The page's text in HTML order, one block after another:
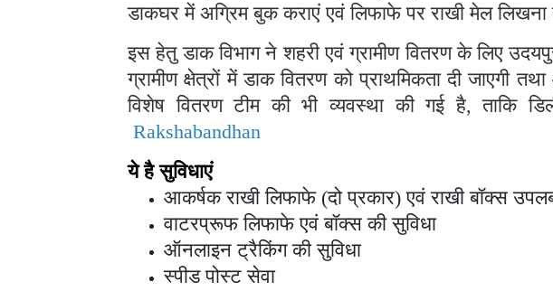
डाकघर में अग्रिम बुक कराएं एवं लिफाफे पर राखी मेल लिखना
इस हेतु डाक विभाग ने शहरी एवं ग्रामीण वितरण के लिए
ग्रामीण क्षेत्रों में डाक वितरण को प्राथमिकता दी जाएगी
विशेष वितरण टीम की भी व्यवस्था की गई है, ताकि
Rakshabandhan
ये है सुविधाएं
आकर्षक राखी लिफाफे (दो प्रकार) एवं राखी बॉक्स
वाटरप्रूफ लिफाफे एवं बॉक्स की सुविधा
ऑनलाइन ट्रैकिंग की सुविधा
स्पीड पोस्ट सेवा